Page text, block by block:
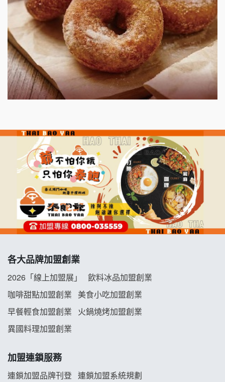
微風亭鐵板燒加盟說明會
漫步藍咖啡加盟說明會
明石章魚燒加盟說明會
出櫃加盟說明會
七盞茶加盟說明會
拉亞漢堡加盟說明會
杜芳子古味茶鋪加盟說明會
優握握×酸奶大獅加盟說明會
阿性情趣無人販售所加盟明會
龍涎居好湯加盟說明會
韓金量加盟說明會
各大品牌加盟創業
2026「線上加盟展」
飲料冰品加盟創業
咖啡甜點加盟創業
美食小吃加盟創業
早餐輕食加盟創業
火鍋燒烤加盟創業
異國料理加盟創業
加盟連鎖服務
連鎖加盟品牌刊登 連鎖加盟系統規劃